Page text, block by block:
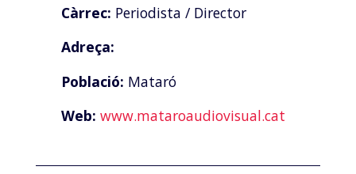
Càrrec: Periodista / Director
Adreça:
Població: Mataró
Web: www.mataroaudiovisual.cat